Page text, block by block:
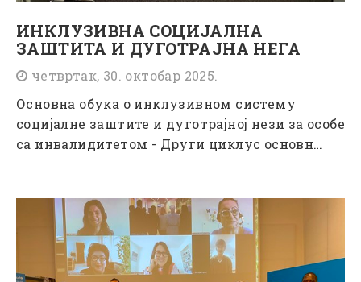
ИНКЛУЗИВНА СОЦИЈАЛНА
ЗАШТИТА И ДУГОТРАЈНА НЕГА
четвртак, 30. октобар 2025.
Основна обука о инклузивном систему
социјалне заштите и дуготрајној нези за особе
са инвалидитетом - Други циклус основн…